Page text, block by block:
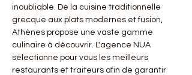
inoubliable. De la cuisine traditionnelle
grecque aux plats modernes et fusion,
Athènes propose une vaste gamme
culinaire à découvrir. L'agence NUA
sélectionne pour vous les meilleurs
restaurants et traiteurs afin de garantir